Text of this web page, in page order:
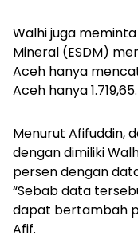
Walhi juga
Mineral (ESDM)
Aceh hanya
Aceh hanya 1.719,65.
Menurut Afifuddin,
dengan dimiliki
persen dengan
“Sebab data
dapat bertambah
Afif.